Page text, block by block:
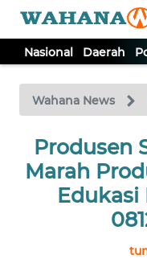
Nasional Daerah
Wahana News
Produsen
Marah
Edukasi
TV
Tutup
NASIONAL
DAERAH